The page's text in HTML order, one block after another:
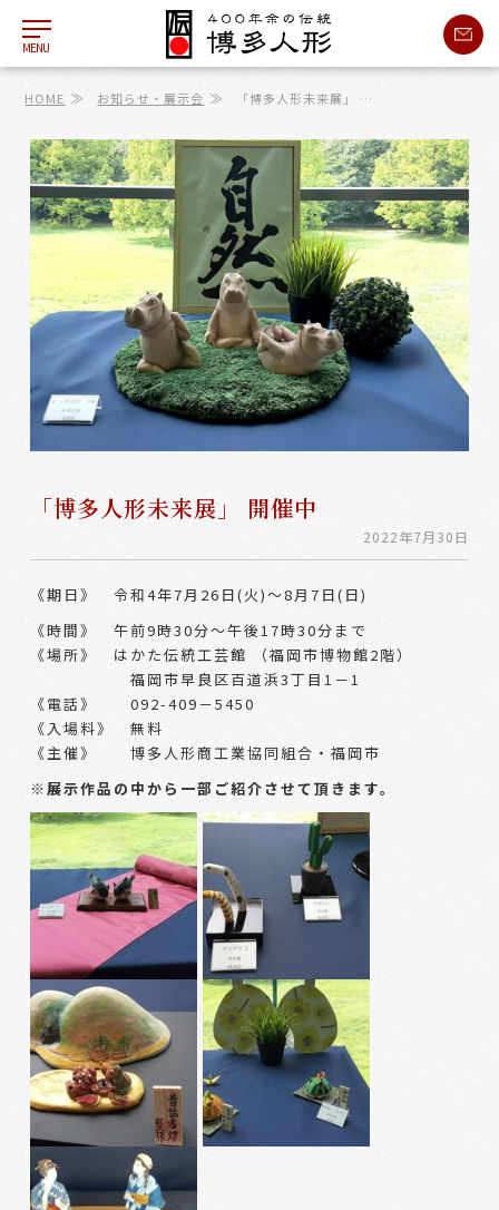
MENU
HOME ≫ お知らせ・展示会 ≫ 「博多人形未来展」 …
「博多人形未来展」 開催中
2022年7月30日
《期日》 令和4年7月26日(火)～8月7日(日)
《時間》 午前9時30分～午後17時30分まで
《場所》 はかた伝統工芸館 （福岡市博物館2階）
福岡市早良区百道浜3丁目1－1
《電話》 092-409－5450
《入場料》 無料
《主催》 博多人形商工業協同組合・福岡市
※展示作品の中から一部ご紹介させて頂きます。